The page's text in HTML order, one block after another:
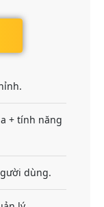
+ tính năng
dùng.